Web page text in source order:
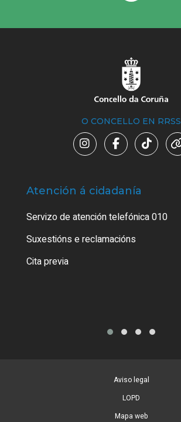
O CONCELLO EN RRSS
Atención á cidadanía
Servizo de atención telefónica 010
Suxestións e reclamacións
Cita previa
Aviso legal
LOPD
Mapa web